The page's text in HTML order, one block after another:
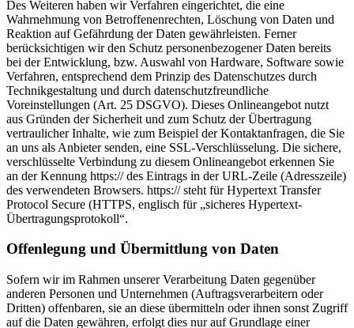
Des Weiteren haben wir Verfahren eingerichtet, die eine
Wahrnehmung von Betroffenenrechten, Löschung von Daten und
Reaktion auf Gefährdung der Daten gewährleisten. Ferner
berücksichtigen wir den Schutz personenbezogener Daten bereits
bei der Entwicklung, bzw. Auswahl von Hardware, Software sowie
Verfahren, entsprechend dem Prinzip des Datenschutzes durch
Technikgestaltung und durch datenschutzfreundliche
Voreinstellungen (Art. 25 DSGVO). Dieses Onlineangebot nutzt
aus Gründen der Sicherheit und zum Schutz der Übertragung
vertraulicher Inhalte, wie zum Beispiel der Kontaktanfragen, die Sie
an uns als Anbieter senden, eine SSL-Verschlüsselung. Die sichere,
verschlüsselte Verbindung zu diesem Onlineangebot erkennen Sie
an der Kennung https:// des Eintrags in der URL-Zeile (Adresszeile)
des verwendeten Browsers. https:// steht für Hypertext Transfer
Protocol Secure (HTTPS, englisch für „sicheres Hypertext-
Übertragungsprotokoll“.
Offenlegung und Übermittlung von Daten
Sofern wir im Rahmen unserer Verarbeitung Daten gegenüber
anderen Personen und Unternehmen (Auftragsverarbeitern oder
Dritten) offenbaren, sie an diese übermitteln oder ihnen sonst Zugriff
auf die Daten gewähren, erfolgt dies nur auf Grundlage einer